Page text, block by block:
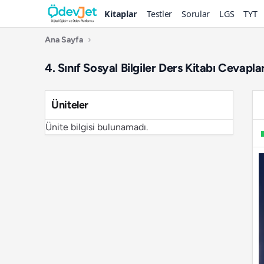
Kitaplar Testler Sorular LGS TYT
Ana Sayfa ›
4. Sınıf Sosyal Bilgiler Ders Kitabı
Üniteler
Ünite bilgisi bulunamadı.